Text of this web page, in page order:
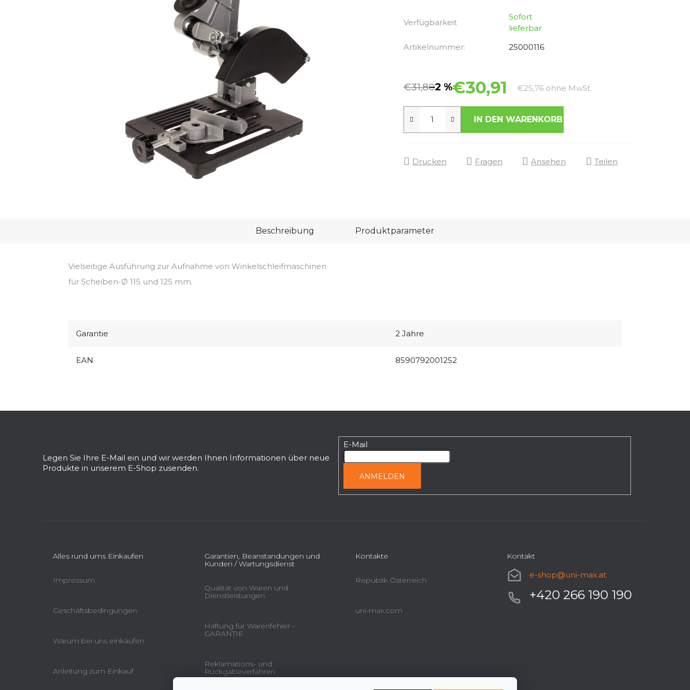
Verfügbarkeit
Sofort
lieferbar
Artikelnummer:
25000116
€31,80–2 %€30,91 €25,76 ohne MwSt.
IN DEN WARENKORB
Drucken Fragen Ansehen Teilen
Beschreibung Produktparameter
Vielseitige Ausführung zur Aufnahme von Winkelschleifmaschinen
für Scheiben-Ø 115 und 125 mm.
Garantie 2 Jahre
EAN 8590792001252
Legen Sie Ihre E-Mail ein und wir werden Ihnen Informationen über neue
Produkte in unserem E-Shop zusenden.
E-Mail
ANMELDEN
Alles rund ums Einkaufen
Impressum
Geschäftsbedingungen
Warum bei uns einkaufen
Anleitung zum Einkauf
Garantien, Beanstandungen und
Kunden / Wartungsdienst
Qualität von Waren und
Dienstleistungen
Haftung für Warenfehler -
GARANTIE
Reklamations- und
Rückgabeverfahren
Kontakte
Republik Österreich
uni-max.com
Kontakt
e-shop@uni-max.at
+420 266 190 190